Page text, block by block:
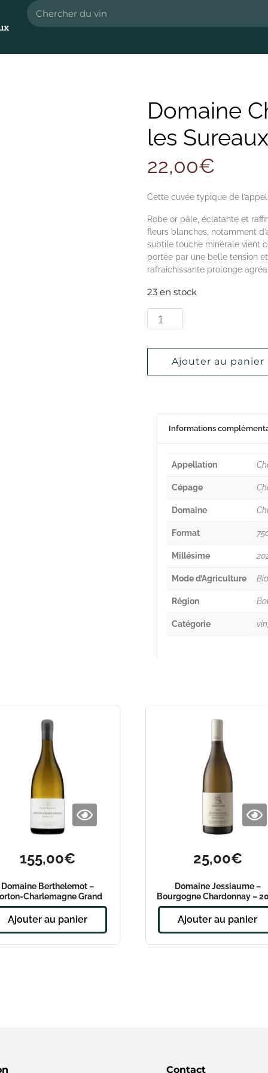
Domaine
les
22,00€
Cette cuvée typique de
Robe or pâle, éclatante et
fleurs blanches, notamment
subtile touche minérale vient
portée par une belle tension
rafraîchissante prolonge
23 en stock
Ajouter au panier
Informations
Appellation
Cépage
Domaine
Format
Millésime
Mode d’Agriculture Bio
Région
Catégorie
155,00€
Domaine Berthelemot –
Charlemagne Grand
Cru 2020
Ajouter au panier
25,00€
Domaine Jessiaume –
Bourgogne Chardonnay –
Ajouter au panier
Contact